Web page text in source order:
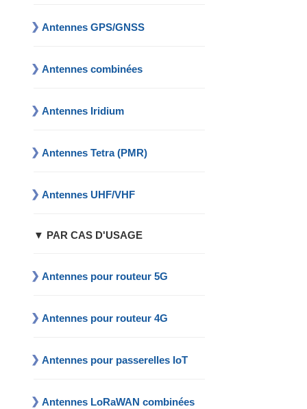
Antennes GPS/GNSS
Antennes combinées
Antennes Iridium
Antennes Tetra (PMR)
Antennes UHF/VHF
▼ PAR CAS D'USAGE
Antennes pour routeur 5G
Antennes pour routeur 4G
Antennes pour passerelles IoT
Antennes LoRaWAN combinées